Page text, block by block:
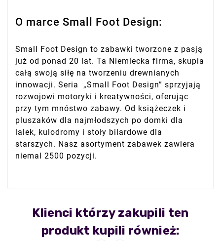
O marce Small Foot Design:
Small Foot Design to zabawki tworzone z pasją
już od ponad 20 lat. Ta Niemiecka firma, skupia
całą swoją siłę na tworzeniu drewnianych
innowacji. Seria „Small Foot Design” sprzyjają
rozwojowi motoryki i kreatywności, oferując
przy tym mnóstwo zabawy. Od książeczek i
pluszaków dla najmłodszych po domki dla
lalek, kulodromy i stoły bilardowe dla
starszych. Nasz asortyment zabawek zawiera
niemal 2500 pozycji.
Klienci którzy zakupili ten
produkt kupili również: